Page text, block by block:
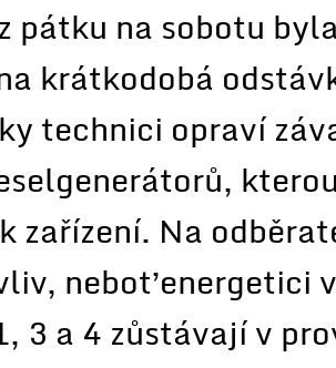
pátku na sobotu
krátkodobá
technici opraví
zařízení. Na
neboť
3 a 4 zůstávají v